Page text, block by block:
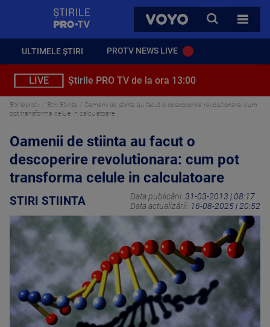
VOYO
CAUTA
TOATE
ULTIMELE ȘTIRI PROTV NEWS LIVE
LIVE Știrile PRO TV de la ora 13:00
Stirileprotv Stiri Stiinta
Oamenii de stiinta au facut o descoperire revolutionara: cum
pot transforma celule in calculatoare
Oamenii de stiinta au facut o
descoperire revolutionara: cum pot
transforma celule in calculatoare
STIRI STIINTA Data publicării: 31-03-2013 | 08:17
Data actualizării: 16-08-2025 | 20:52